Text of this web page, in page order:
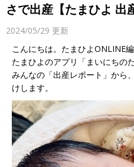
さで出産【たまひよ 出
2024/05/29 更新
こんにちは。たまひよONLINE編
たまひよのアプリ「まいにちの
みんなの「出産レポート」から
けします。